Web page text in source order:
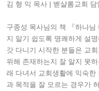
김 형 익 목사 | 벧샬롬교회 담
구종성 목사님의 책 『하나
지 알기 쉽도록 명쾌하게 설
갓 다니기 시작한 분들은 교
위해 존재하는지 잘 알지 못
래 다녀서 교회생활에 익숙
과 목적을 잘 모르는 경우가